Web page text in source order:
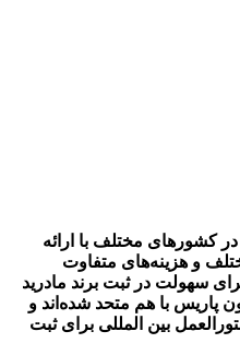
کشور‌های مختلف با ارائه
و هزینه‌های متفاوت
سهولت در ثبت برند مادرید
پاریس با هم متحد شده‌اند و
بین المللی برای ثبت